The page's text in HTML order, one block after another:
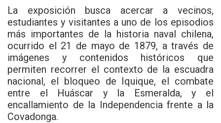
La exposición busca acercar a vecinos,
estudiantes y visitantes a uno de los episodios
más importantes de la historia naval chilena,
ocurrido el 21 de mayo de 1879, a través de
imágenes y contenidos históricos que
permiten recorrer el contexto de la escuadra
nacional, el bloqueo de Iquique, el combate
entre el Huáscar y la Esmeralda, y el
encallamiento de la Independencia frente a la
Covadonga.